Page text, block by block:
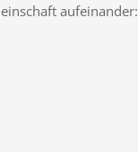
aufeinander: